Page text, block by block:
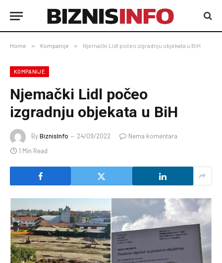
Home » Kompanije » Njemački Lidl počeo izgradnju objekata u BiH
KOMPANIJE
Njemački Lidl počeo
izgradnju objekata u BiH
ByBiznisInfo 24/09/2022
Nema komentara
1 Min Read